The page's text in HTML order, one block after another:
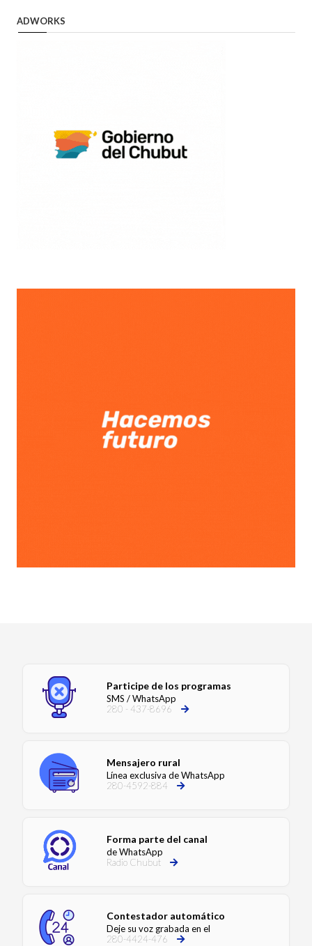
ADWORKS
Participe de los programas
SMS / WhatsApp
280 - 437-8696
Mensajero rural
Línea exclusiva de WhatsApp
280-4592-884
Forma parte del canal
de WhatsApp
Radio Chubut
Contestador automático
Deje su voz grabada en el
280-4424-476